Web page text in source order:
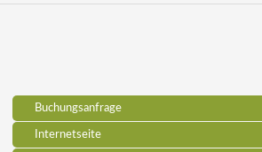
Buchungsanfrage
Internetseite